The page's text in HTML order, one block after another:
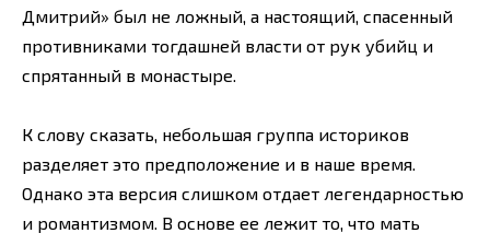
Дмитрий» был не ложный, а настоящий, спасенный
противниками тогдашней власти от рук убийц и
спрятанный в монастыре.
К слову сказать, небольшая группа историков
разделяет это предположение и в наше время.
Однако эта версия слишком отдает легендарностью
и романтизмом. В основе ее лежит то, что мать